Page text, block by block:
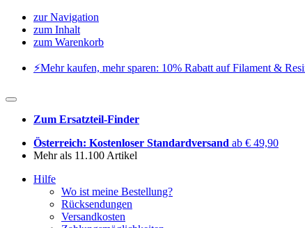
zur Navigation
zum Inhalt
zum Warenkorb
⚡️Mehr kaufen, mehr sparen: 10% Rabatt auf Filament &
Zum Ersatzteil-Finder
Österreich: Kostenloser Standardversand ab € 49,90
Mehr als 11.100 Artikel
Hilfe
Wo ist meine Bestellung?
Rücksendungen
Versandkosten